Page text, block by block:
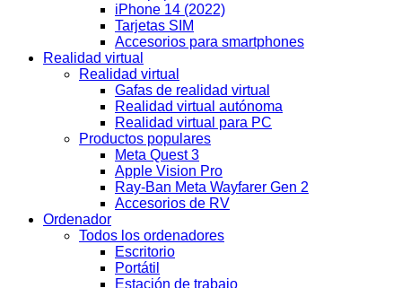
iPhone 14 (2022)
Tarjetas SIM
Accesorios para smartphones
Realidad virtual
Realidad virtual
Gafas de realidad virtual
Realidad virtual autónoma
Realidad virtual para PC
Productos populares
Meta Quest 3
Apple Vision Pro
Ray-Ban Meta Wayfarer Gen 2
Accesorios de RV
Ordenador
Todos los ordenadores
Escritorio
Portátil
Estación de trabajo